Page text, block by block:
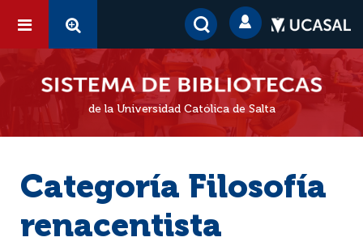
de la Universidad Católica de Salta
Categoría Filosofía
renacentista